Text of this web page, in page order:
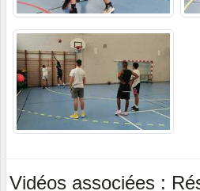
Vidéos associées :